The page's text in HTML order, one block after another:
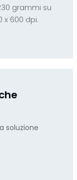
grammi su
x 600 dpi.
soluzione